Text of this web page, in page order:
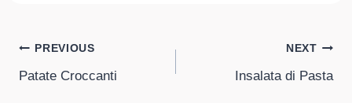
Post
navigation
PREVIOUS
Patate Croccanti
NEXT
Insalata di Pasta